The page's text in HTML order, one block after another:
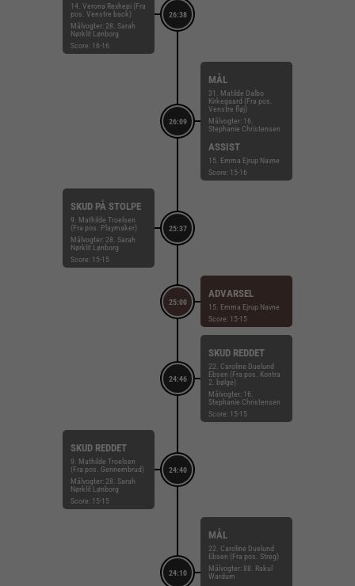
26:38
14. Verona Rexhepi (Fra
pos. Venstre back)
Målvogter: 28. Sarah
Nørklit Lønborg
Score: 16-16
26:09
MÅL
31. Matilde Dalbo
Kirkegaard (Fra pos.
Venstre fløj)
Målvogter: 16.
Stephanie Christensen
ASSIST
15. Emma Ejrup Navne
Score: 15-16
25:37
SKUD PÅ STOLPE
9. Mathilde Troelsen
(Fra pos. Playmaker)
Målvogter: 28. Sarah
Nørklit Lønborg
Score: 15-15
25:00
ADVARSEL
15. Emma Ejrup Navne
Score: 15-15
24:46
SKUD REDDET
22. Caroline Duelund
Ebsen (Fra pos. Kontra
2. bølge)
Målvogter: 16.
Stephanie Christensen
Score: 15-15
24:40
SKUD REDDET
9. Mathilde Troelsen
(Fra pos. Gennembrud)
Målvogter: 28. Sarah
Nørklit Lønborg
Score: 15-15
24:10
MÅL
22. Caroline Duelund
Ebsen (Fra pos. Streg)
Målvogter: 88. Rakul
Wardum